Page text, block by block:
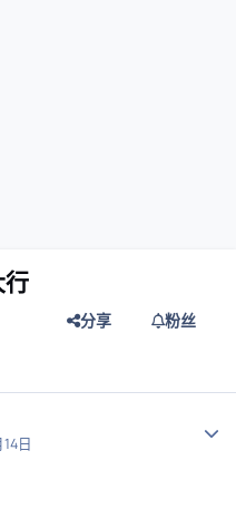
分享 粉丝
日